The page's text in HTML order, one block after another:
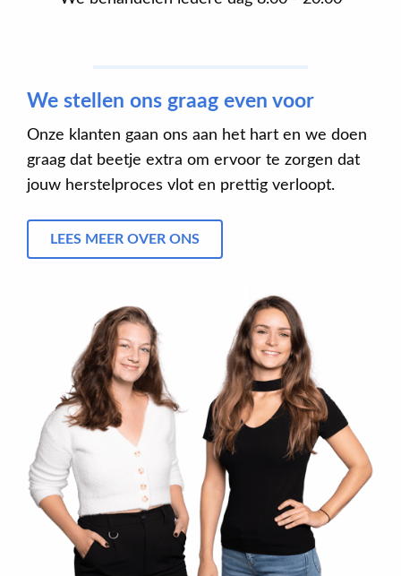
We stellen ons graag even voor
Onze klanten gaan ons aan het hart en we doen
graag dat beetje extra om ervoor te zorgen dat
jouw herstelproces vlot en prettig verloopt.
LEES MEER OVER ONS